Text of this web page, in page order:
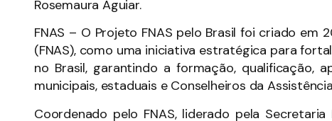
Rosemaura Aguiar.
FNAS – O Projeto FNAS pelo Brasil foi criado em
(FNAS), como uma iniciativa estratégica para
no Brasil, garantindo a formação, qualificação,
municipais, estaduais e Conselheiros da
Coordenado pelo FNAS, liderado pela